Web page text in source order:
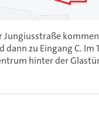
Jungiusstraße
dann zu Eingang C. Im
hinter der